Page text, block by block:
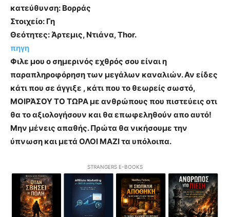
κατεύθυνση: Βορράς
Στοιχείο: Γη
Θεότητες: Άρτεμις, Ντιάνα, Thor.
πηγη
Φιλε μου ο σημερινός εχθρός σου είναι η
παραπληροφόρηση των μεγάλων καναλιών. Αν είδες
κάτι που σε άγγιξε , κάτι που το θεωρείς σωστό,
ΜΟΙΡΆΣΟΥ ΤΟ ΤΩΡΑ με ανθρώπους που πιστεύεις οτι
θα το αξιολογήσουν και θα επωφεληθούν απο αυτό!
Μην μένεις απαθής. Πρώτα θα νικήσουμε την
ύπνωση και μετά ΟΛΟΙ ΜΑΖΙ τα υπόλοιπα.
STRANGERS E-BOOKS